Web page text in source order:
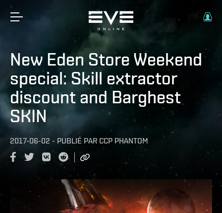
New Eden Store Weekend
special: Skill extractor
discount and Barghest
SKIN
2017-06-02 - PUBLIÉ PAR CCP PHANTOM